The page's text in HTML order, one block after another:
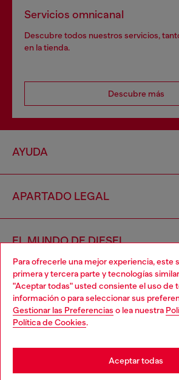
Para ofrecerle una mejor experiencia, este
primera y tercera parte y tecnologías
"Aceptar todas" usted consiente el uso de
información o para seleccionar sus
Gestionar las Preferencias o lea nuestra
Política de Cookies.
Aceptar todas
Servicios omnicanal
Descubre todos nuestros servicios,
en la tienda.
Descubre más
AYUDA
APARTADO LEGAL
EL MUNDO DE DIESEL
CORPORATIVO
Choose your location
You are currently browsing México
may be based in United States